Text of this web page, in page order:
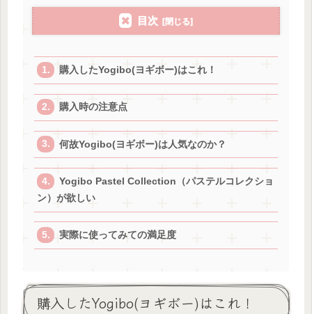
目次
購入したYogibo(ヨギボー)はこれ！
購入時の注意点
何故Yogibo(ヨギボー)は人気なのか？
Yogibo Pastel Collection（パステルコレクショ
ン）が欲しい
実際に使ってみての満足度
購入したYogibo(ヨギボー)はこれ！